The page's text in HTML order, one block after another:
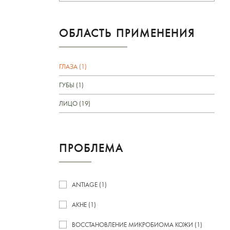
ОБЛАСТЬ ПРИМЕНЕНИЯ
ГЛАЗА (1)
ГУБЫ (1)
ЛИЦО (19)
ПРОБЛЕМА
ANTIAGE (1)
АКНЕ (1)
ВОССТАНОВЛЕНИЕ МИКРОБИОМА КОЖИ (1)